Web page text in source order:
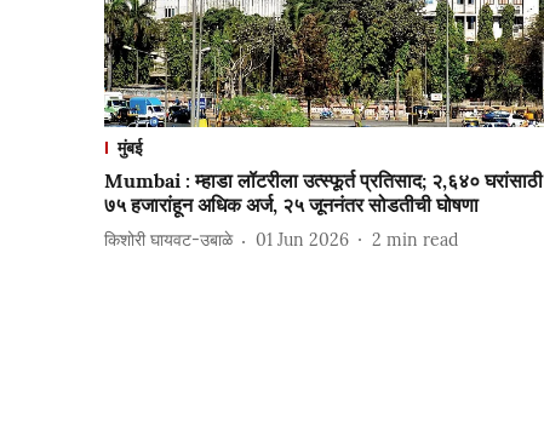
मुंबई
Mumbai : म्हाडा लॉटरीला उत्स्फूर्त प्रतिसाद; २,६४० घरांसाठी
७५ हजारांहून अधिक अर्ज, २५ जूननंतर सोडतीची घोषणा
किशोरी घायवट-उबाळे 01 Jun 2026 2 min read